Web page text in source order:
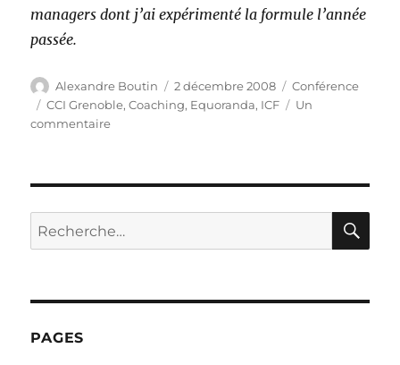
managers dont j’ai expérimenté la formule l’année
passée.
Auteur
Alexandre Boutin
Publié
le
2 décembre 2008 Catégories
Conférence
Étiquettes
CCI Grenoble,Coaching, Equoranda, ICF
Un
commentairesur
Coaching
Recherche
pour :
PAGES